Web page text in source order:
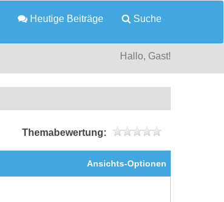
Heutige Beiträge Suche
Hallo, Gast!
Themabewertung:
Ansichts-Optionen